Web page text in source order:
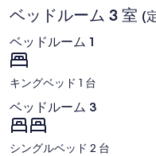
ス
フ
ム
ゴ
ル
フ
コ
ベッドルーム 3 室 (
ベッドルーム 1
キングベッド 1 台
ベッドルーム 3
シングルベッド 2 台